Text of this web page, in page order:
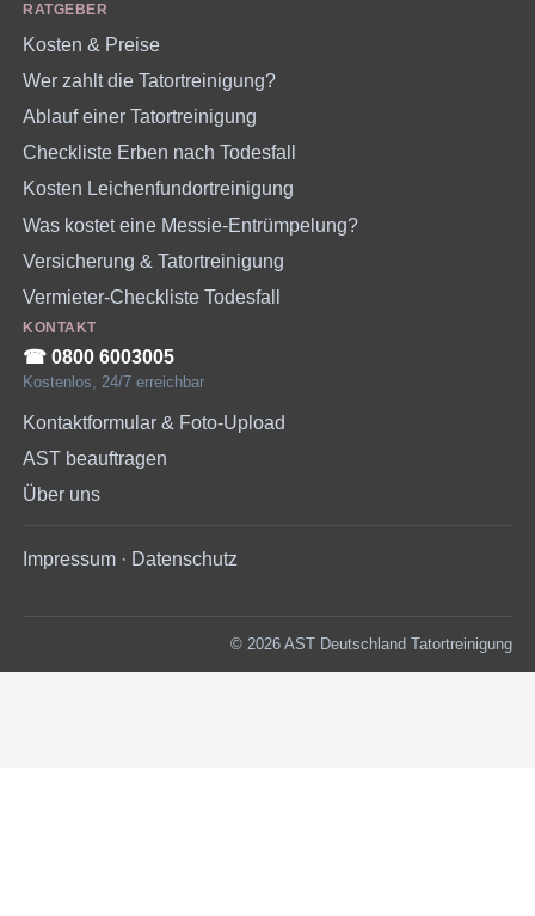
RATGEBER
Kosten & Preise
Wer zahlt die Tatortreinigung?
Ablauf einer Tatortreinigung
Checkliste Erben nach Todesfall
Kosten Leichenfundortreinigung
Was kostet eine Messie-Entrümpelung?
Versicherung & Tatortreinigung
Vermieter-Checkliste Todesfall
KONTAKT
☎︎ 0800 6003005
Kostenlos, 24/7 erreichbar
Kontaktformular & Foto-Upload
AST beauftragen
Über uns
Impressum · Datenschutz
© 2026 AST Deutschland Tatortreinigung